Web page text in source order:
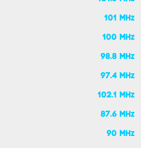
101 MHz
100 MHz
98.8 MHz
97.4 MHz
102.1 MHz
87.6 MHz
90 MHz